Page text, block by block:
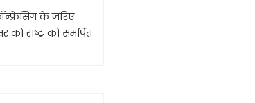
के जरिए
को राष्ट्र को समर्पित